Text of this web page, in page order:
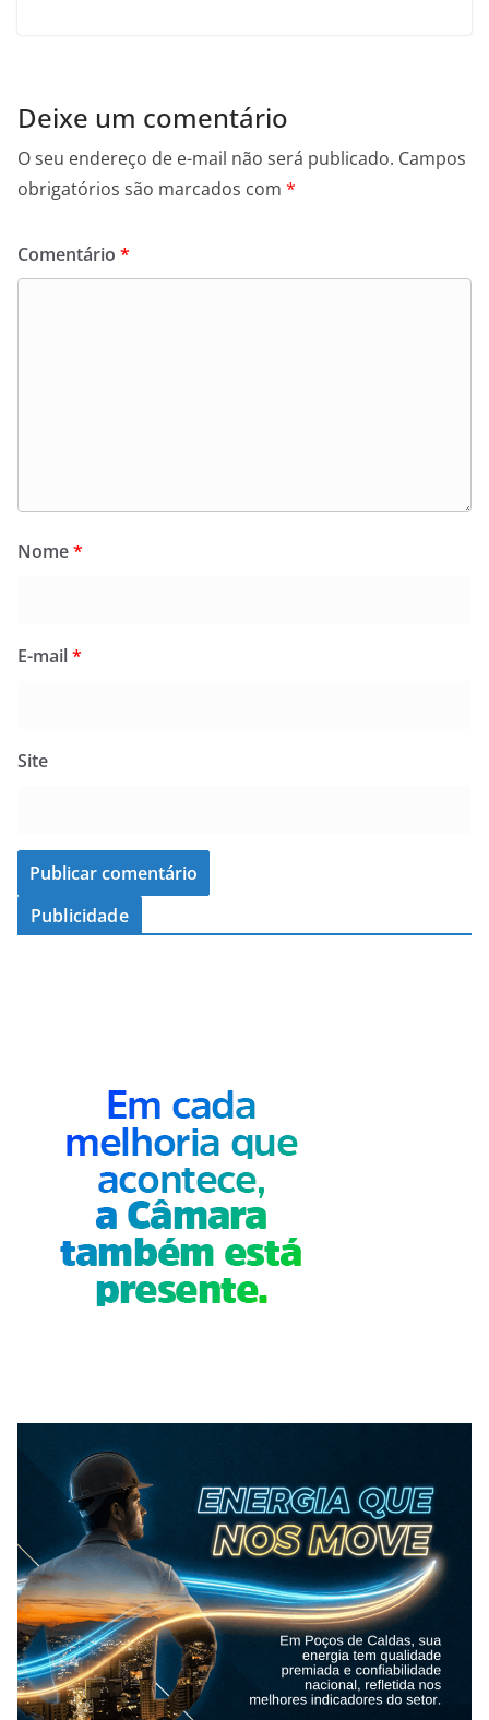
Deixe um comentário
O seu endereço de e-mail não será publicado. Campos
obrigatórios são marcados com *
Comentário *
Nome*
E-mail*
Site
Publicidade